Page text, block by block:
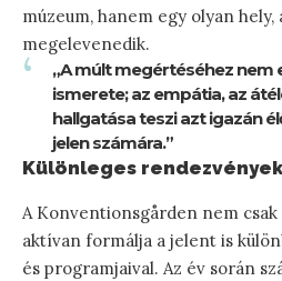
múzeum, hanem egy olyan
megelevenedik.
„A múlt megértéséhez nem
ismerete; az empátia, az
hallgatása teszi azt igazán
jelen számára.”
Különleges
A Konventionsgården nem
aktívan formálja a jelent is
és programjaival. Az év során